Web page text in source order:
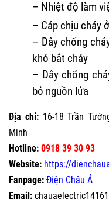
– Nhiệt độ làm
– Cáp chịu cháy
– Dây chống
khó bắt cháy
– Dây chống
bỏ nguồn lửa
Địa chỉ:16-18 Trần
Minh
Hotline: 0918 39 30 93
Website: https://
Fanpage: Điện Châu Á
Email: